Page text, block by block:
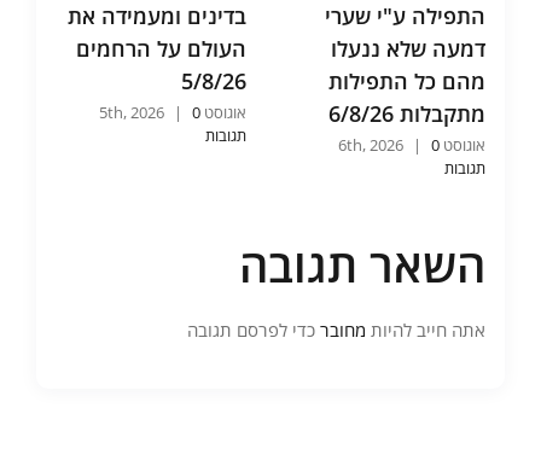
התפילה ע"י שערי
דמעה שלא ננעלו
מהם כל התפילות
מתקבלות 6/8/26
אוגוסט 6th, 2026 |
0
תגובות
בדינים ומעמידה את
העולם על הרחמים
5/8/26
אוגוסט 5th, 2026 |
0
תגובות
השאר תגובה
אתה חייב להיות מחובר כדי לפרסם תגובה